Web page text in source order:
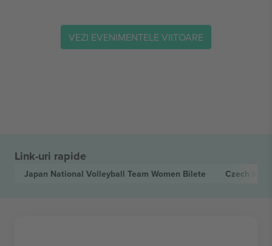
VEZI EVENIMENTELE VIITOARE
Link-uri rapide
Japan National Volleyball Team Women Bilete Czech